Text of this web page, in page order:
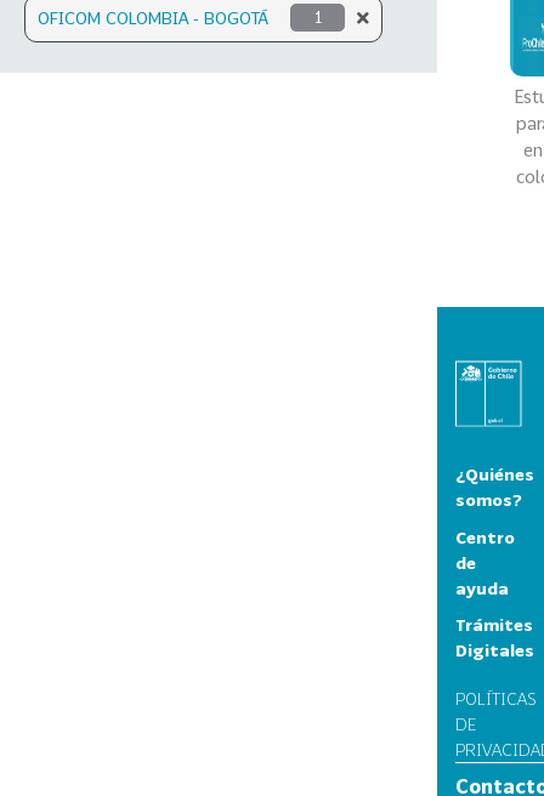
OFICOM COLOMBIA - BOGOTÁ 1
¿Quiénes
somos?
Centro
de
ayuda
Trámites
Digitales
POLÍTICAS
DE